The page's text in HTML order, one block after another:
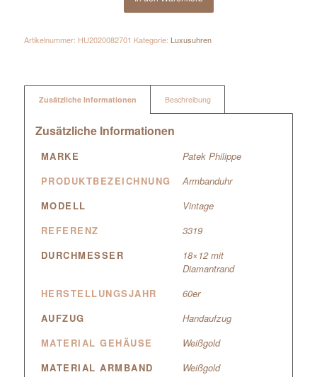
Artikelnummer: HU2020082701 Kategorie: Luxusuhren
Zusätzliche Informationen Beschreibung
Zusätzliche Informationen
MARKE
Patek Philippe
PRODUKTBEZEICHNUNG
Armbanduhr
MODELL
Vintage
REFERENZ
3319
DURCHMESSER
18×12 mit
Diamantrand
HERSTELLUNGSJAHR
60er
AUFZUG
Handaufzug
MATERIAL GEHÄUSE
Weißgold
MATERIAL ARMBAND
Weißgold